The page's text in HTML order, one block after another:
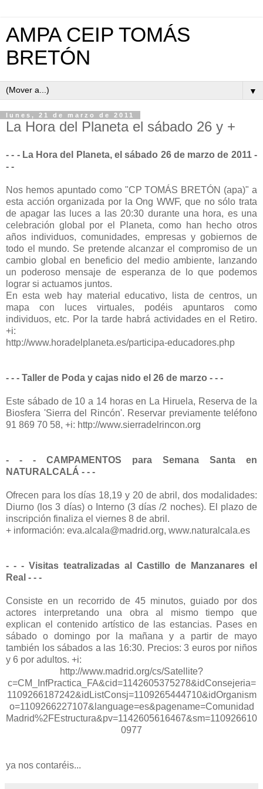
AMPA CEIP TOMÁS
BRETÓN
▼
lunes, 21 de marzo de 2011
La Hora del Planeta el sábado 26 y +
- - - La Hora del Planeta, el sábado 26 de marzo de 2011 -
- -
Nos hemos apuntado como "CP TOMÁS BRETÓN (apa)" a
esta acción organizada por la Ong WWF, que no sólo trata
de apagar las luces a las 20:30 durante una hora, es una
celebración global por el Planeta, como han hecho otros
años individuos, comunidades, empresas y gobiernos de
todo el mundo. Se pretende alcanzar el compromiso de un
cambio global en beneficio del medio ambiente, lanzando
un poderoso mensaje de esperanza de lo que podemos
lograr si actuamos juntos.
En esta web hay material educativo, lista de centros, un
mapa con luces virtuales, podéis apuntaros como
individuos, etc. Por la tarde habrá actividades en el Retiro.
+i:
http://www.horadelplaneta.es/participa-educadores.php
- - - Taller de Poda y cajas nido el 26 de marzo - - -
Este sábado de 10 a 14 horas en La Hiruela, Reserva de la
Biosfera 'Sierra del Rincón'. Reservar previamente teléfono
91 869 70 58, +i: http://www.sierradelrincon.org
- - - CAMPAMENTOS para Semana Santa en
NATURALCALÁ - - -
Ofrecen para los días 18,19 y 20 de abril, dos modalidades:
Diurno (los 3 días) o Interno (3 días /2 noches). El plazo de
inscripción finaliza el viernes 8 de abril.
+ información: eva.alcala@madrid.org, www.naturalcala.es
- - - Visitas teatralizadas al Castillo de Manzanares el
Real - - -
Consiste en un recorrido de 45 minutos, guiado por dos
actores interpretando una obra al mismo tiempo que
explican el contenido artístico de las estancias. Pases en
sábado o domingo por la mañana y a partir de mayo
también los sábados a las 16:30. Precios: 3 euros por niños
y 6 por adultos. +i:
http://www.madrid.org/cs/Satellite?
c=CM_InfPractica_FA&cid=1142605375278&idConsejeria=
1109266187242&idListConsj=1109265444710&idOrganism
o=1109266227107&language=es&pagename=Comunidad
Madrid%2FEstructura&pv=1142605616467&sm=110926610
0977
ya nos contaréis...